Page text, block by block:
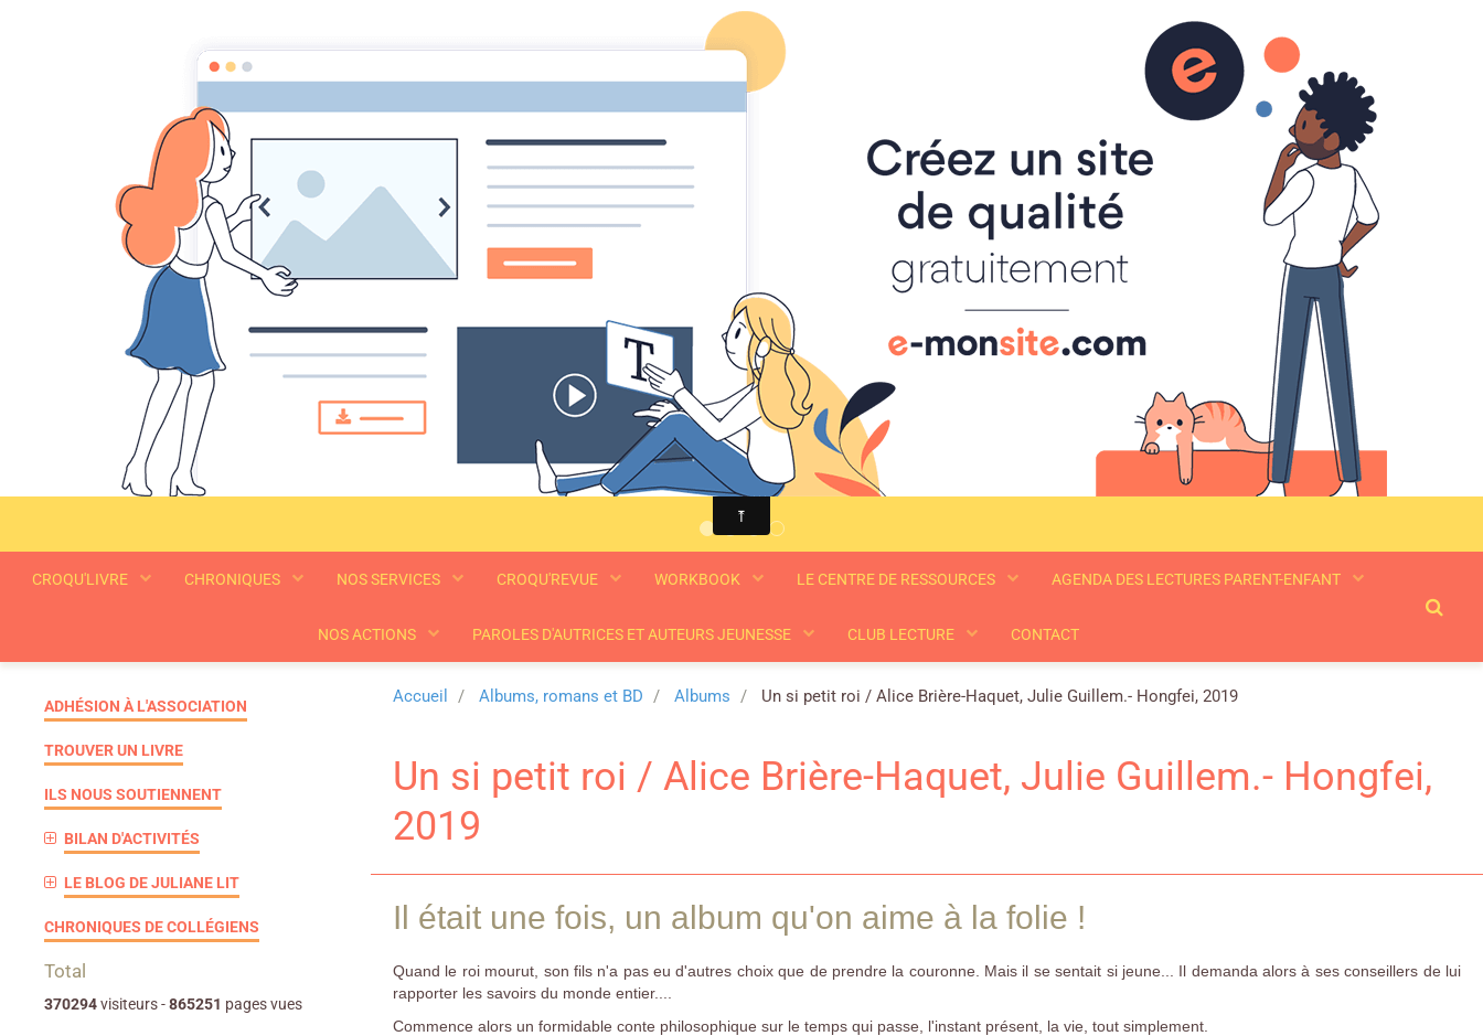
Croqu'livre
CROQU'LIVRE CHRONIQUES NOS SERVICES CROQU'REVUE WORKBOOK LE CENTRE DE RESSOURCES AGENDA DES LECTURES PARENT-ENFANT
NOS ACTIONS PAROLES D'AUTRICES ET AUTEURS JEUNESSE CLUB LECTURE CONTACT
Accueil Albums, romans et BD Albums Un si petit roi / Alice Brière-Haquet, Julie Guillem.- Hongfei, 2019
Un si petit roi / Alice Brière-Haquet, Julie Guillem.- Hongfei,
2019
Il était une fois, un album qu'on aime à la folie !
Quand le roi mourut, son fils n'a pas eu d'autres choix que de prendre la couronne. Mais il se sentait si jeune... Il demanda alors à ses conseillers de lui
rapporter les savoirs du monde entier....
Commence alors un formidable conte philosophique sur le temps qui passe, l'instant présent, la vie, tout simplement.
ADHÉSION À L'ASSOCIATION
TROUVER UN LIVRE
ILS NOUS SOUTIENNENT
BILAN D'ACTIVITÉS
LE BLOG DE JULIANE LIT
CHRONIQUES DE COLLÉGIENS
Total
370294visiteurs -865251 pages vues